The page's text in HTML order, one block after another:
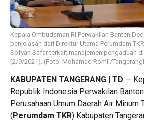
Kepala Ombudsman RI Perwakilan Banten
penjelasan dari Direktur Utama Perumdam
Sofyan Safar terkait manajemen pengaduan
(2/9/2021). (Foto: Mohamad Romli/
KABUPATEN TANGERANG | TD —
Republik Indonesia Perwakilan
Perusahaan Umum Daerah Air Minum
(Perumdam TKR) Kabupaten